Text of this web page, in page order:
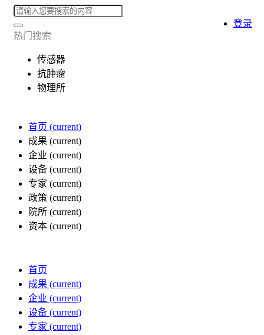
热门搜索
传感器
抗肿瘤
物理所
首页 (current)
成果 (current)
企业 (current)
设备 (current)
专家 (current)
政策 (current)
院所 (current)
资本 (current)
登录
首页
成果 (current)
企业 (current)
设备 (current)
专家 (current)